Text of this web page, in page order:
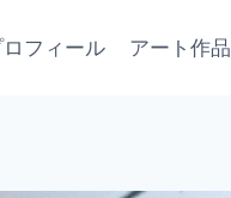
フィール アート作品